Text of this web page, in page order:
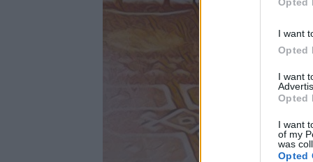
I want
Opted
I want
Opted
I want
of my
was
Opted